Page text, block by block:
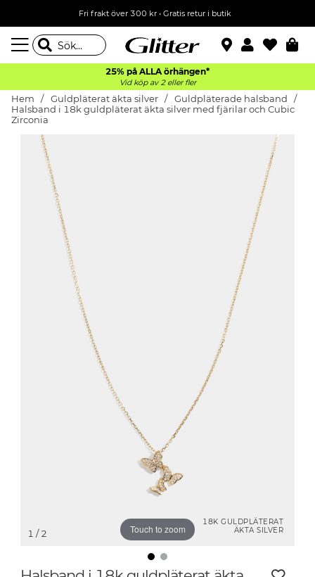
Fri frakt över 300 kr• Gratis retur i butik
25% på ALLA örhängen*
Vid köp av 2 eller fler
Hem Guldpläterat äkta silver
Guldpläterade halsband
Halsband i 18k guldpläterat äkta silver med fjärilar och Cubic
Zirconia
18K GULDPLÄTERAT
ÄKTA SILVER
Touch to zoom
1 / 2